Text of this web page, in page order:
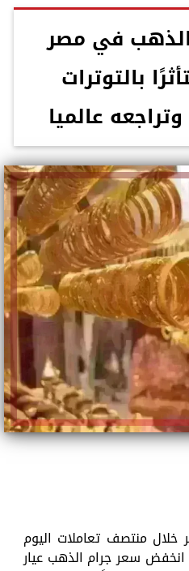
في مصر
بالتوترات
عالميا
منتصف تعاملات اليوم
يونيو 2026، حيث انخفض سعر جرام الذهب عيار